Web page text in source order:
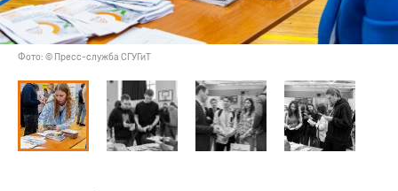
Фото: © Пресс-служба СГУГиТ